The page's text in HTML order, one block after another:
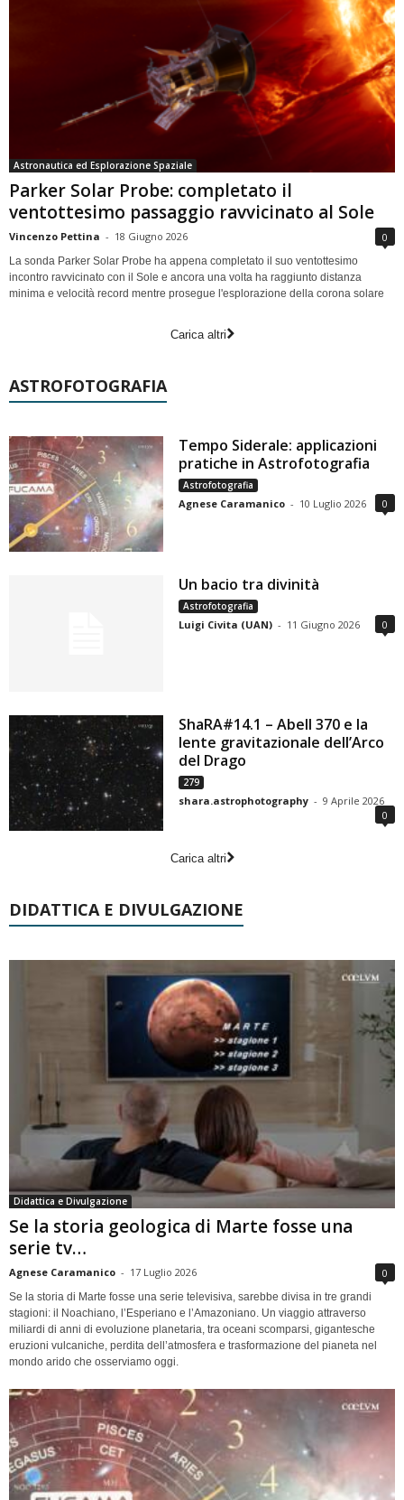
Astronautica ed Esplorazione Spaziale
Parker Solar Probe: completato il
ventottesimo passaggio ravvicinato al Sole
Vincenzo Pettina - 18 Giugno 2026 0
La sonda Parker Solar Probe ha appena completato il suo ventottesimo
incontro ravvicinato con il Sole e ancora una volta ha raggiunto distanza
minima e velocità record mentre prosegue l'esplorazione della corona solare
Carica altri
ASTROFOTOGRAFIA
Tempo Siderale: applicazioni
pratiche in Astrofotografia
Astrofotografia
Agnese Caramanico - 10 Luglio 2026 0
Un bacio tra divinità
Astrofotografia
Luigi Civita (UAN) - 11 Giugno 2026 0
ShaRA#14.1 – Abell 370 e la
lente gravitazionale dell’Arco
del Drago
279
shara.astrophotography - 9 Aprile 2026
0
Carica altri
DIDATTICA E DIVULGAZIONE
Didattica e Divulgazione
Se la storia geologica di Marte fosse una
serie tv…
Agnese Caramanico - 17 Luglio 2026 0
Se la storia di Marte fosse una serie televisiva, sarebbe divisa in tre grandi
stagioni: il Noachiano, l’Esperiano e l’Amazoniano. Un viaggio attraverso
miliardi di anni di evoluzione planetaria, tra oceani scomparsi, gigantesche
eruzioni vulcaniche, perdita dell’atmosfera e trasformazione del pianeta nel
mondo arido che osserviamo oggi.